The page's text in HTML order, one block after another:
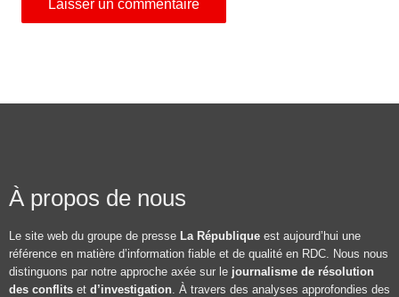
À propos de nous
Le site web du groupe de presse La République est aujourd’hui une
référence en matière d’information fiable et de qualité en RDC. Nous nous
distinguons par notre approche axée sur le journalisme de résolution
des conflits et d’investigation. À travers des analyses approfondies des